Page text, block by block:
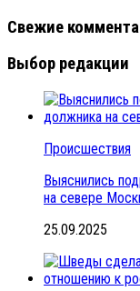
Свежие
Выбор редакции
Происшествия
Выяснились
на севере
25.09.2025